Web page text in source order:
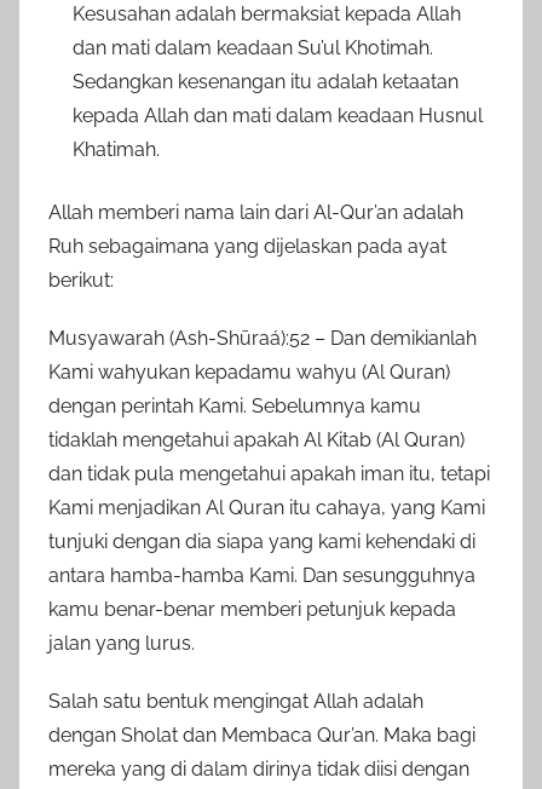
Kesusahan adalah bermaksiat kepada Allah
dan mati dalam keadaan Su’ul Khotimah.
Sedangkan kesenangan itu adalah ketaatan
kepada Allah dan mati dalam keadaan Husnul
Khatimah.
Allah memberi nama lain dari Al-Qur’an adalah
Ruh sebagaimana yang dijelaskan pada ayat
berikut:
Musyawarah (Ash-Shūraá):52 – Dan demikianlah
Kami wahyukan kepadamu wahyu (Al Quran)
dengan perintah Kami. Sebelumnya kamu
tidaklah mengetahui apakah Al Kitab (Al Quran)
dan tidak pula mengetahui apakah iman itu, tetapi
Kami menjadikan Al Quran itu cahaya, yang Kami
tunjuki dengan dia siapa yang kami kehendaki di
antara hamba-hamba Kami. Dan sesungguhnya
kamu benar-benar memberi petunjuk kepada
jalan yang lurus.
Salah satu bentuk mengingat Allah adalah
dengan Sholat dan Membaca Qur’an. Maka bagi
mereka yang di dalam dirinya tidak diisi dengan